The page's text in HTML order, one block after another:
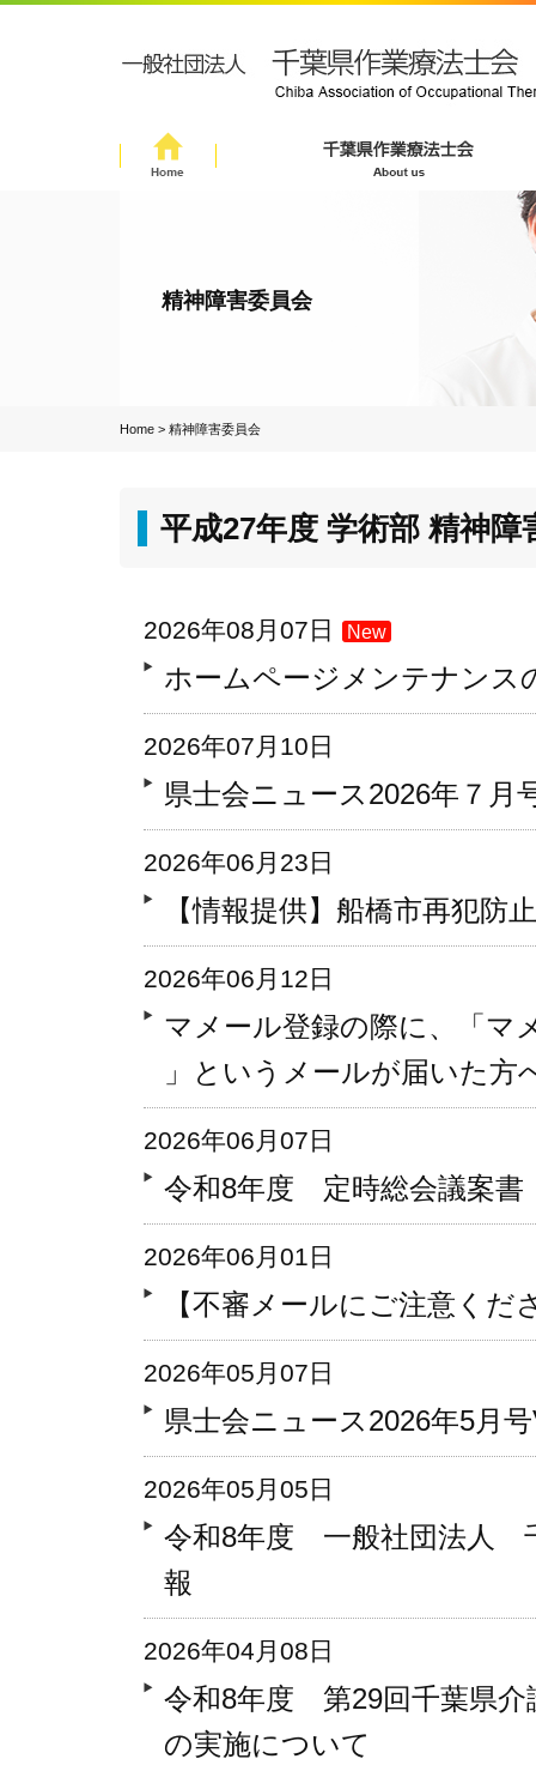
精神障害委員会
Home > 精神障害委員会
平成27年度 学術部 精神障
2026年08月07日 New
ホームページメンテナンス
2026年07月10日
県士会ニュース2026年７月
2026年06月23日
【情報提供】船橋市再犯防
2026年06月12日
マメール登録の際に、「
」というメールが届いた方
2026年06月07日
令和8年度 定時総会議案書
2026年06月01日
【不審メールにご注意くだ
2026年05月07日
県士会ニュース2026年5月
2026年05月05日
令和8年度 一般社団法人
報
2026年04月08日
令和8年度 第29回千葉県介
の実施について